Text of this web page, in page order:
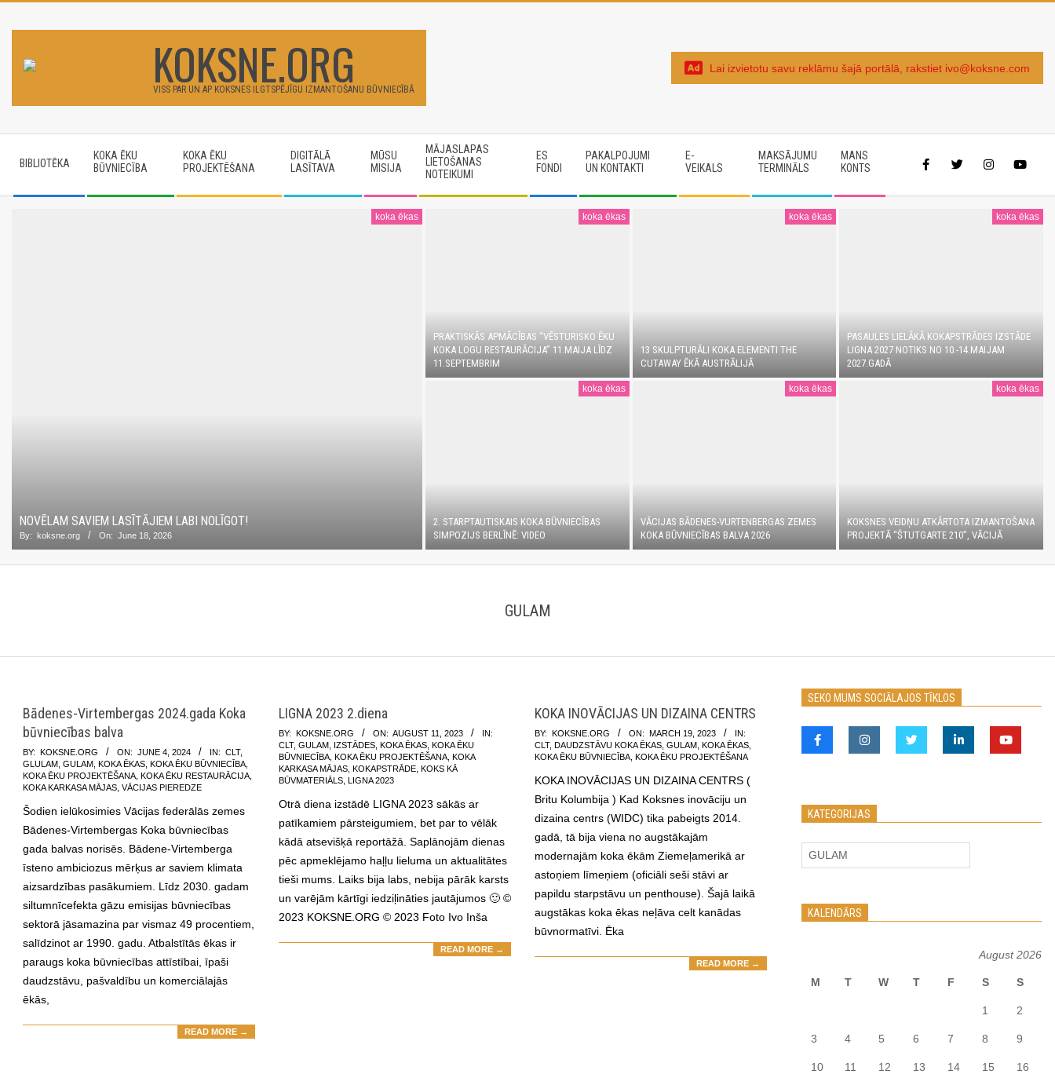
KOKSNE.ORG
VISS PAR UN AP KOKSNES ILGTSPĒJĪGU IZMANTOŠANU BŪVNIECĪBĀ
Lai izvietotu savu reklāmu šajā portālā, rakstiet ivo@koksne.com
Navigation
BIBLIOTĒKA
KOKA ĒKU
BŪVNIECĪBA
KOKA ĒKU
PROJEKTĒŠANA
DIGITĀLĀ
LASĪTAVA
MŪSU
MISIJA
MĀJASLAPAS
LIETOŠANAS
NOTEIKUMI
ES
FONDI
PAKALPOJUMI
UN KONTAKTI
E-
VEIKALS
MAKSĀJUMU
TERMINĀLS
MANS
KONTS
koka ēkas
NOVĒLAM SAVIEM LASĪTĀJIEM LABI NOLĪGOT!
By: koksne.org On: June 18, 2026
koka ēkas
PRAKTISKĀS APMĀCĪBAS “VĒSTURISKO ĒKU
KOKA LOGU RESTAURĀCIJA” 11.MAIJA LĪDZ
11.SEPTEMBRIM
koka ēkas
13 SKULPTURĀLI KOKA ELEMENTI THE
CUTAWAY ĒKĀ AUSTRĀLIJĀ
koka ēkas
PASAULES LIELĀKĀ KOKAPSTRĀDES IZSTĀDE
LIGNA 2027 NOTIKS NO 10.-14.MAIJAM
2027.GADĀ
koka ēkas
2. STARPTAUTISKAIS KOKA BŪVNIECĪBAS
SIMPOZIJS BERLĪNĒ: VIDEO
koka ēkas
VĀCIJAS BĀDENES-VURTENBERGAS ZEMES
KOKA BŪVNIECĪBAS BALVA 2026
koka ēkas
KOKSNES VEIDŅU ATKĀRTOTA IZMANTOŠANA
PROJEKTĀ “ŠTUTGARTE 210”, VĀCIJĀ
GULAM
Bādenes-Virtembergas 2024.gada Koka
būvniecības balva
2024-
06-
04
BY: KOKSNE.ORG ON: JUNE 4, 2024 IN: CLT,
GLULAM GULAM KOKA ĒKAS KOKA ĒKU BŪVNIECĪBA
KOKA ĒKU PROJEKTĒŠANA KOKA ĒKU RESTAURĀCIJA
KOKA KARKASA MĀJAS VĀCIJAS PIEREDZE
Šodien ielūkosimies Vācijas federālās zemes
Bādenes-Virtembergas Koka būvniecības
gada balvas norisēs. Bādene-Virtemberga
īsteno ambiciozus mērķus ar saviem klimata
aizsardzības pasākumiem. Līdz 2030. gadam
siltumnīcefekta gāzu emisijas būvniecības
sektorā jāsamazina par vismaz 49 procentiem,
salīdzinot ar 1990. gadu. Atbalstītās ēkas ir
paraugs koka būvniecības attīstībai, īpaši
daudzstāvu, pašvaldību un komerciālajās
ēkās,
READ MORE →
LIGNA 2023 2.diena
2023-
08-
11
BY: KOKSNE.ORG ON: AUGUST 11, 2023
IN:
CLT, GULAM, IZSTĀDES, KOKA ĒKAS, KOKA ĒKU
BŪVNIECĪBA, KOKA ĒKU PROJEKTĒŠANA, KOKA
KARKASA MĀJAS, KOKAPSTRĀDE, KOKS KĀ
BŪVMATERIĀLS, LIGNA 2023
Otrā diena izstādē LIGNA 2023 sākās ar
patīkamiem pārsteigumiem, bet par to vēlāk
kādā atsevišķā reportāžā. Saplānojām dienas
pēc apmeklējamo haļļu lieluma un aktualitātes
tieši mums. Laiks bija labs, nebija pārāk karsts
un varējām kārtīgi iedziļināties jautājumos 🙂 ©
2023 KOKSNE.ORG © 2023 Foto Ivo Inša
READ MORE →
KOKA INOVĀCIJAS UN DIZAINA CENTRS
2023-
03-
BY: KOKSNE.ORG ON: MARCH 19, 2023
IN:
CLT, DAUDZSTĀVU KOKA ĒKAS, GULAM, KOKA ĒKAS,
KOKA ĒKU BŪVNIECĪBA, KOKA ĒKU PROJEKTĒŠANA
KOKA INOVĀCIJAS UN DIZAINA CENTRS (
Britu Kolumbija ) Kad Koksnes inovāciju un
dizaina centrs (WIDC) tika pabeigts 2014.
gadā, tā bija viena no augstākajām
modernajām koka ēkām Ziemeļamerikā ar
astoņiem līmeņiem (oficiāli seši stāvi ar
papildu starpstāvu un penthouse). Šajā laikā
augstākas koka ēkas neļāva celt kanādas
būvnormatīvi. Ēka
READ MORE →
SEKO MUMS SOCIĀLAJOS TĪKLOS
KATEGORIJAS
Kategorijas
KALENDĀRS
August 2026
M T W T F S S
1 2
3 4 5 6 7 8 9
10 11 12 13 14 15 16